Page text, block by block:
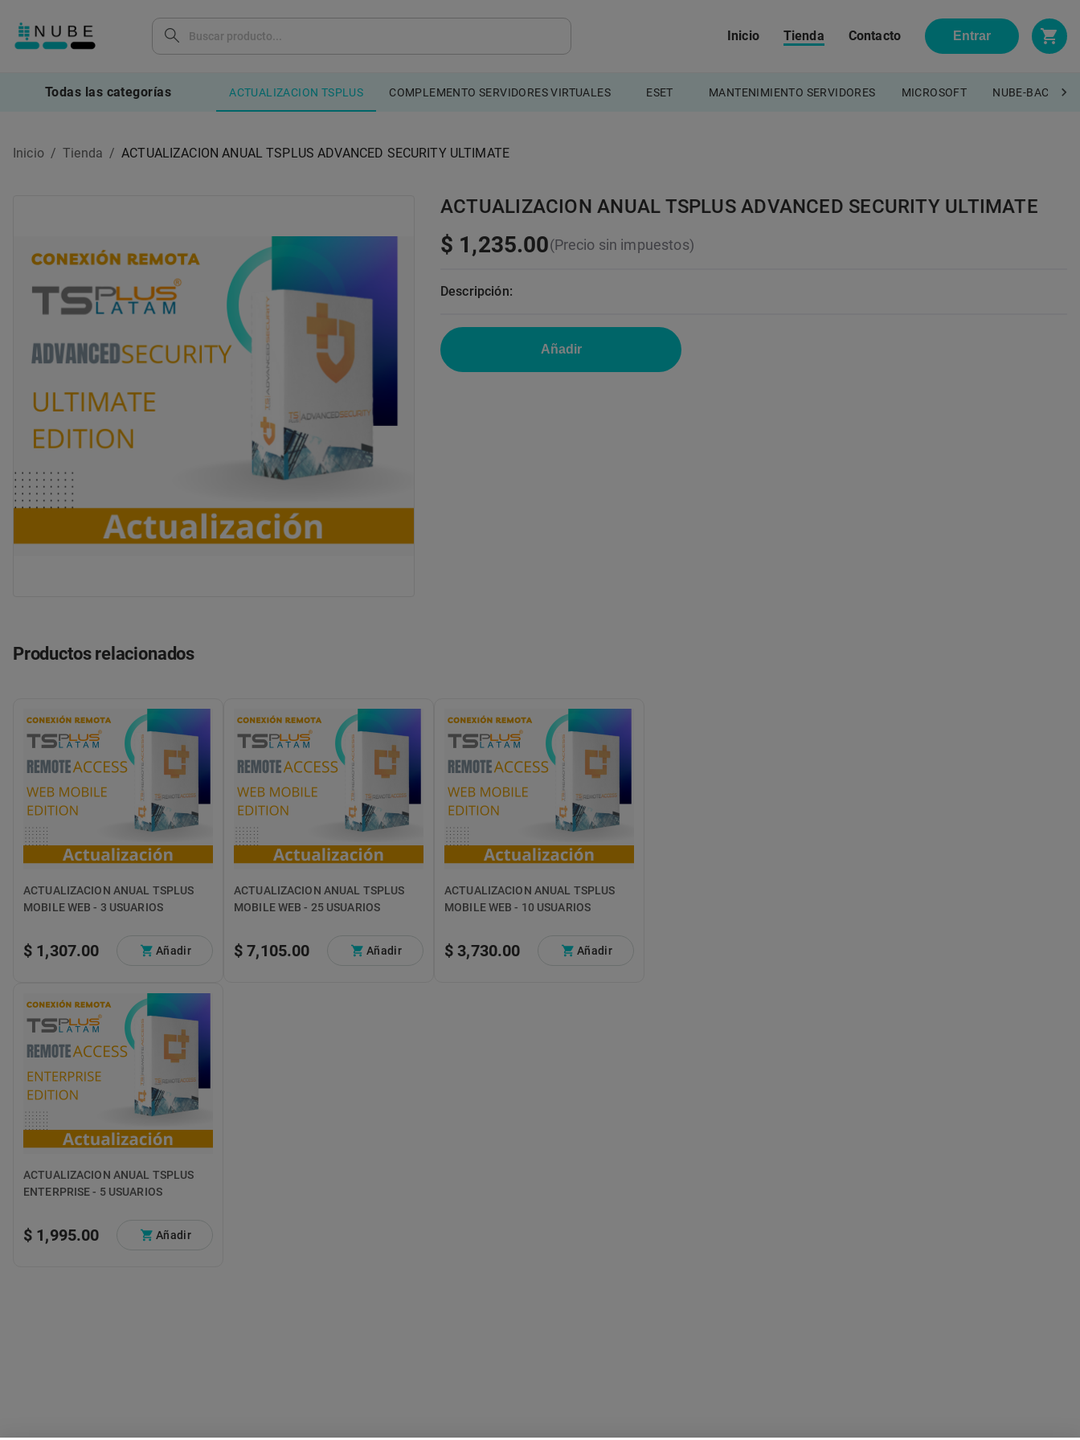
Inicio Tienda Contacto Entrar
Todas las categorías ACTUALIZACION TSPLUS COMPLEMENTO SERVIDORES VIRTUALES ESET MANTENIMIENTO SERVIDORES MICROSOFT NUBE-BACKUP
Inicio / Tienda / ACTUALIZACION ANUAL TSPLUS ADVANCED SECURITY ULTIMATE
ACTUALIZACION ANUAL TSPLUS ADVANCED SECURITY ULTIMATE
$ 1,235.00(Precio sin impuestos)
Descripción:
Añadir
Productos relacionados
ACTUALIZACION ANUAL TSPLUS
MOBILE WEB - 3 USUARIOS
$ 1,307.00 Añadir
ACTUALIZACION ANUAL TSPLUS
MOBILE WEB - 25 USUARIOS
$ 7,105.00 Añadir
ACTUALIZACION ANUAL TSPLUS
MOBILE WEB - 10 USUARIOS
$ 3,730.00 Añadir
ACTUALIZACION ANUAL TSPLUS
ENTERPRISE - 5 USUARIOS
$ 1,995.00 Añadir